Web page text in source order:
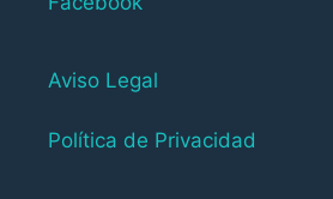
Aviso Legal
Política de Privacidad